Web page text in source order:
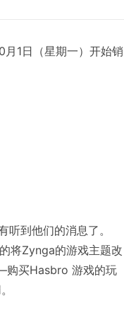
1日（星期一）开始销
到他们的消息了。
将Zynga的游戏主题改
购买Hasbro 游戏的玩